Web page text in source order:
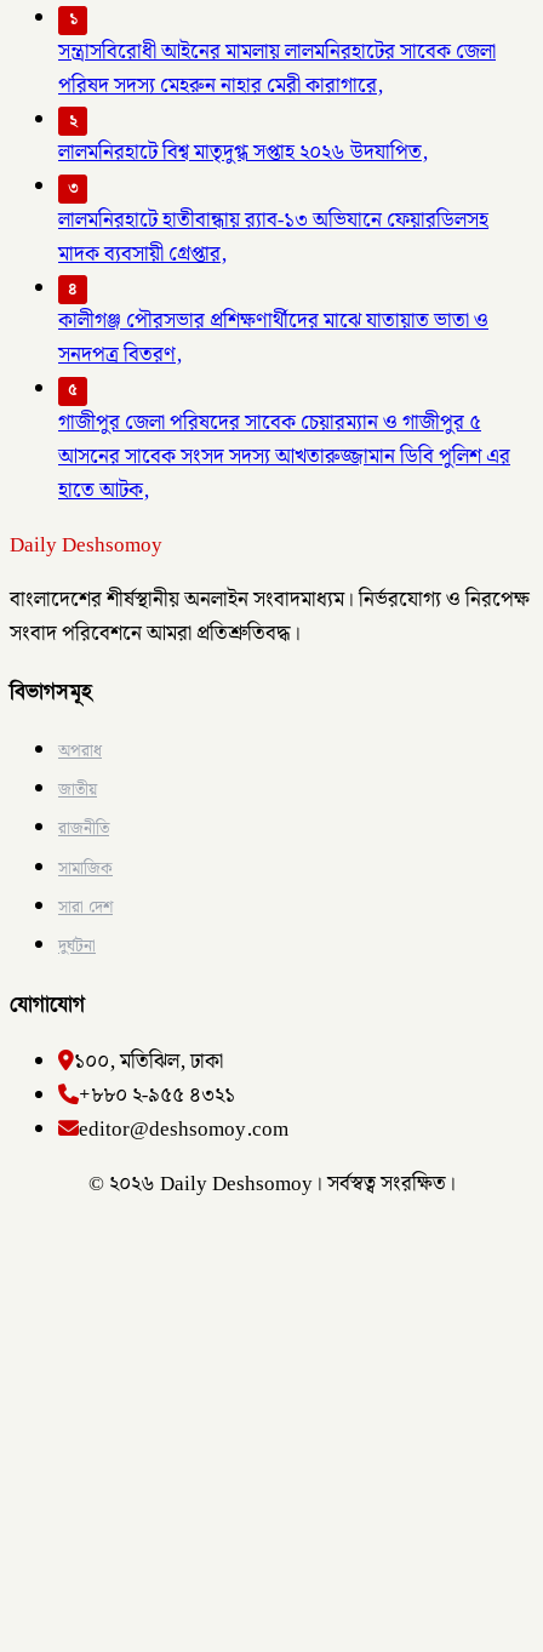
১
সন্ত্রাসবিরোধী আইনের মামলায় লালমনিরহাটের সাবেক জেলা
পরিষদ সদস্য মেহরুন নাহার মেরী কারাগারে,
২
লালমনিরহাটে বিশ্ব মাতৃদুগ্ধ সপ্তাহ ২০২৬ উদযাপিত,
৩
লালমনিরহাটে হাতীবান্ধায় র‌্যাব-১৩ অভিযানে ফেয়ারডিলসহ
মাদক ব্যবসায়ী গ্রেপ্তার,
৪
কালীগঞ্জ পৌরসভার প্রশিক্ষণার্থীদের মাঝে যাতায়াত ভাতা ও
সনদপত্র বিতরণ,
৫
গাজীপুর জেলা পরিষদের সাবেক চেয়ারম্যান ও গাজীপুর ৫
আসনের সাবেক সংসদ সদস্য আখতারুজ্জামান ডিবি পুলিশ এর
হাতে আটক,
Daily Deshsomoy
বাংলাদেশের শীর্ষস্থানীয় অনলাইন সংবাদমাধ্যম। নির্ভরযোগ্য ও নিরপেক্ষ
সংবাদ পরিবেশনে আমরা প্রতিশ্রুতিবদ্ধ।
বিভাগসমূহ
অপরাধ
জাতীয়
রাজনীতি
সামাজিক
সারা দেশ
দুর্ঘটনা
যোগাযোগ
১০০, মতিঝিল, ঢাকা
+৮৮০ ২-৯৫৫ ৪৩২১
editor@deshsomoy.com
© ২০২৬ Daily Deshsomoy। সর্বস্বত্ব সংরক্ষিত।